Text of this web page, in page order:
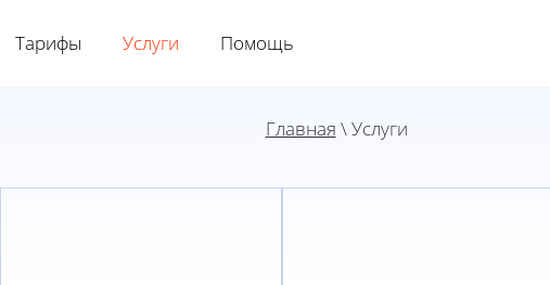
Тарифы Услуги Помощь
Главная \Услуги